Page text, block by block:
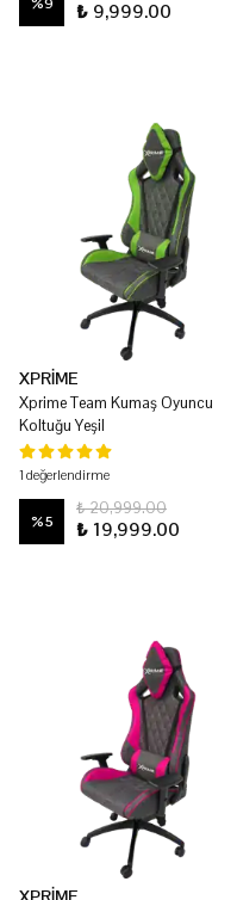
₺ 9,999.00
XPRİME
Xprime Team Kumaş Oyuncu
Koltuğu Yeşil
1 değerlendirme
%5
₺ 20,999.00
₺ 19,999.00